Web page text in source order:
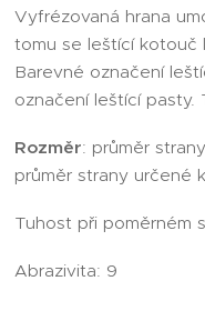
Vyfrézovaná hrana
tomu se leštící kotouč
Barevné označení
označení leštící
Rozměr: průměr
průměr strany určené
Tuhost při poměrném
Abrazivita: 9